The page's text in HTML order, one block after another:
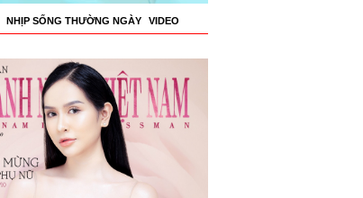
NHỊP SỐNG THƯỜNG NGÀY VIDEO